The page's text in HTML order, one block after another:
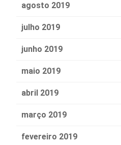
agosto 2019
julho 2019
junho 2019
maio 2019
abril 2019
março 2019
fevereiro 2019